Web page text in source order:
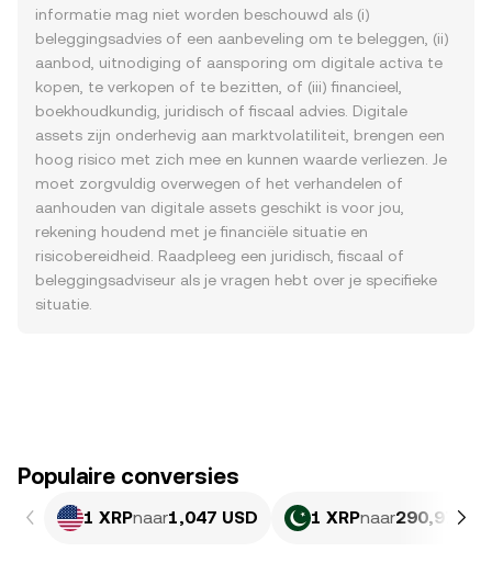
informatie mag niet worden beschouwd als (i)
beleggingsadvies of een aanbeveling om te beleggen, (ii)
aanbod, uitnodiging of aansporing om digitale activa te
kopen, te verkopen of te bezitten, of (iii) financieel,
boekhoudkundig, juridisch of fiscaal advies. Digitale
assets zijn onderhevig aan marktvolatiliteit, brengen een
hoog risico met zich mee en kunnen waarde verliezen. Je
moet zorgvuldig overwegen of het verhandelen of
aanhouden van digitale assets geschikt is voor jou,
rekening houdend met je financiële situatie en
risicobereidheid. Raadpleeg een juridisch, fiscaal of
beleggingsadviseur als je vragen hebt over je specifieke
situatie.
Populaire conversies
1 XRPnaar1,047 USD 1 XRPnaar290,97